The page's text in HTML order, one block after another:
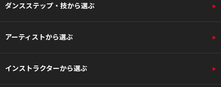
ダンスステップ・技から選ぶ
アーティストから選ぶ
インストラクターから選ぶ